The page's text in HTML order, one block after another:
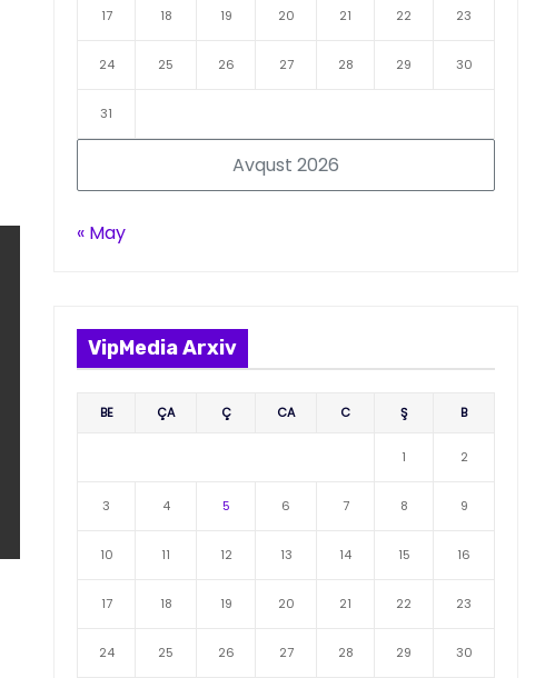
Avqust 2026
17 18 19 20 21 22 23
24 25 26 27 28 29 30
31
« May
VipMedia Arxiv
BE ÇA Ç CA C Ş B
1 2
3 4 5 6 7 8 9
10 11 12 13 14 15 16
17 18 19 20 21 22 23
24 25 26 27 28 29 30